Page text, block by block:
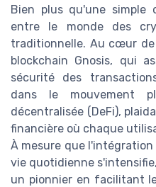
Bien plus qu'une
entre le monde des
traditionnelle. Au cœur
blockchain Gnosis, qui
sécurité des
dans le mouvement
décentralisée (DeFi),
financière où chaque
À mesure que
vie quotidienne
un pionnier en facilitant